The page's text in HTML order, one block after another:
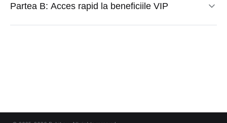
Partea B: Acces rapid la beneficiile VIP